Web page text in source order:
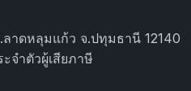
าดหลุมแก้ว จ.ปทุมธานี 12140
จำตัวผู้เสียภาษี